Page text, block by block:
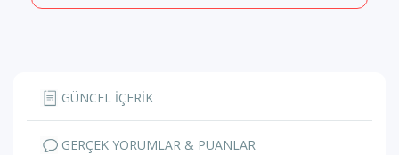
GÜNCEL İÇERİK
GERÇEK YORUMLAR & PUANLAR